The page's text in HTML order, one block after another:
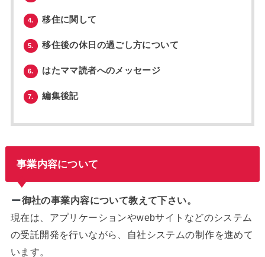
4. 移住に関して
5. 移住後の休日の過ごし方について
6. はたママ読者へのメッセージ
7. 編集後記
事業内容について
御社の事業内容について教えて下さい。
現在は、アプリケーションやwebサイトなどのシステム
の受託開発を行いながら、自社システムの制作を進めて
います。